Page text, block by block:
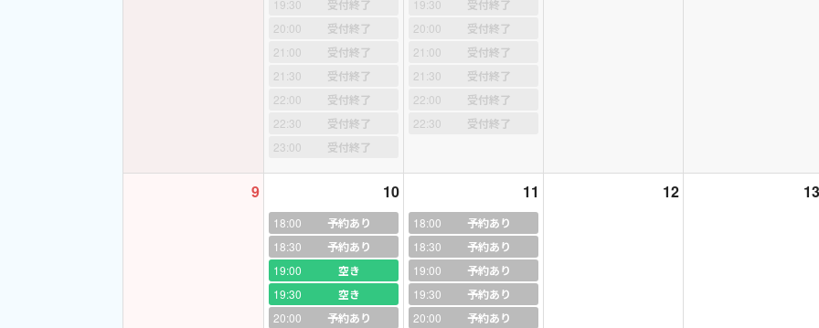
◍
体調不良などでキャンセルされる場合、生徒様の方では当日2時間前まで手続きが可能
だきますのでご注意くださいませ。ただ当日限定で空いている枠への振り替えという形は
相談ください。(別日への変更はできません。)キャンセルの際には簡潔でけっこうですの
れた枠は連絡メッセージ欄が消滅するため講師から返信できませんことご了承ください。
◍
キャンセルや変更希望が多い方とのレッスンはお断りさせていただきます。お仕事の
ッスン開始10分前まで予約可能)をご利用いただけますので、ご事情でやむを得ず不安定
さい ^^
◍
毎週欠かさず受講されたい場合は固定レッスン(毎週同じ曜日・時間)のご予約も受け付
19:30 受付終了
20:00 受付終了
21:00 受付終了
21:30 受付終了
22:00 受付終了
22:30 受付終了
23:00 受付終了
19:30 受付終了
20:00 受付終了
21:00 受付終了
21:30 受付終了
22:00 受付終了
22:30 受付終了
9 10
18:00 予約あり
18:30 予約あり
19:00 空き
19:30 空き
20:00 予約あり
11
18:00 予約あり
18:30 予約あり
19:00 予約あり
19:30 予約あり
20:00 予約あり
12 13